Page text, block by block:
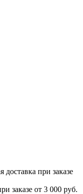
при заказе
заказе от 3 000 руб.